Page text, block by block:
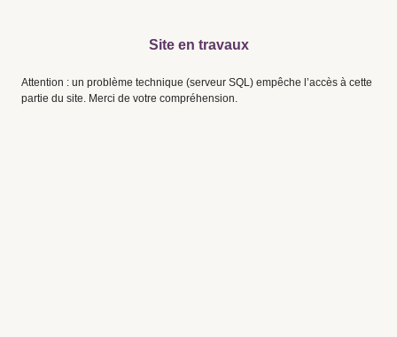
Site en travaux
Attention : un problème technique (serveur SQL) empêche l’accès à cette
partie du site. Merci de votre compréhension.